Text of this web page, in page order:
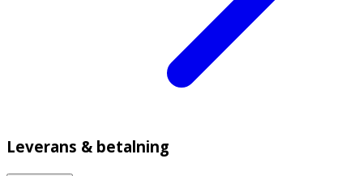
Leverans & betalning